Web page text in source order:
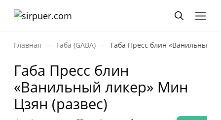
Главная Габа (GABA) Габа Пресс блин «Ванильный
Габа Пресс блин
«Ванильный ликер» Мин
Цзян (развес)